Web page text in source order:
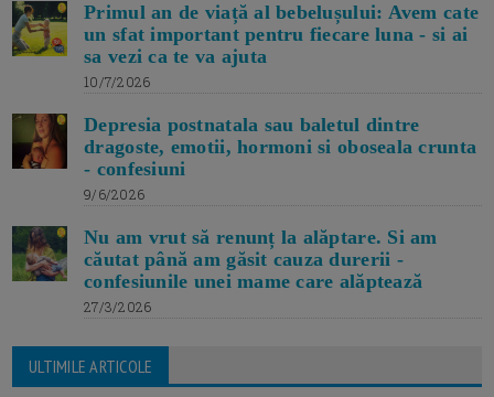
Primul an de viață al bebelușului: Avem cate
un sfat important pentru fiecare luna - si ai
sa vezi ca te va ajuta
10/7/2026
Depresia postnatala sau baletul dintre
dragoste, emotii, hormoni si oboseala crunta
- confesiuni
9/6/2026
Nu am vrut să renunț la alăptare. Si am
căutat până am găsit cauza durerii -
confesiunile unei mame care alăptează
27/3/2026
ULTIMILE ARTICOLE